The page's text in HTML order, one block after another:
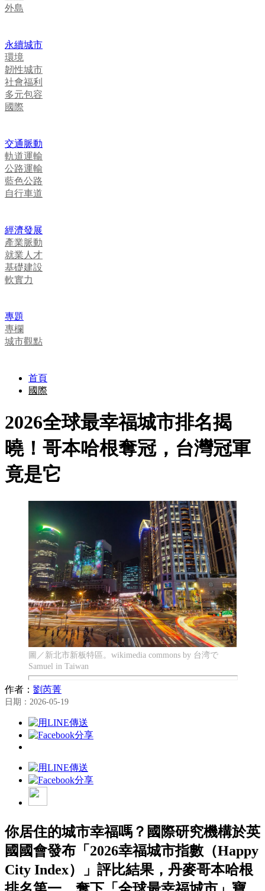
外島
永續城市
環境
韌性城市
社會福利
多元包容
國際
交通脈動
軌道運輸
公路運輸
藍色公路
自行車道
經濟發展
產業脈動
就業人才
基礎建設
軟實力
專題
專欄
城市觀點
首頁
國際
2026全球最幸福城市排名揭
曉！哥本哈根奪冠，台灣冠軍
竟是它
圖／新北市新板特區。wikimedia commons by 台湾で
Samuel in Taiwan
作者： 劉芮菁
日期：2026-05-19
你居住的城市幸福嗎？國際研究機構於英
國國會發布「2026幸福城市指數（Happy
City Index）」評比結果，丹麥哥本哈根